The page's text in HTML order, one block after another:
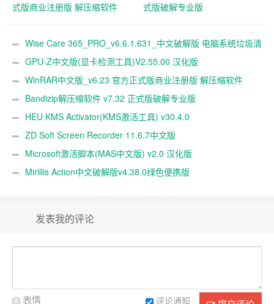
式版商业注册版 解压缩软件
式版破解专业版
Wise Care 365_PRO_v6.6.1.631_中文破解版 电脑系统垃圾清
理软件GPU-Z中文版(显卡检测工具)V2.55.00 汉化版
WinRAR中文版_v6.23 官方正式版商业注册版 解压缩软件
Bandizip解压缩软件 v7.32 正式版破解专业版
HEU KMS Activator(KMS激活工具) v30.4.0
ZD Soft Screen Recorder 11.6.7中文版
Microsoft激活脚本(MAS中文版) v2.0 汉化版
Mirillis Action中文破解版v4.38.0绿色便携版
发表我的评论
评论通知
表情